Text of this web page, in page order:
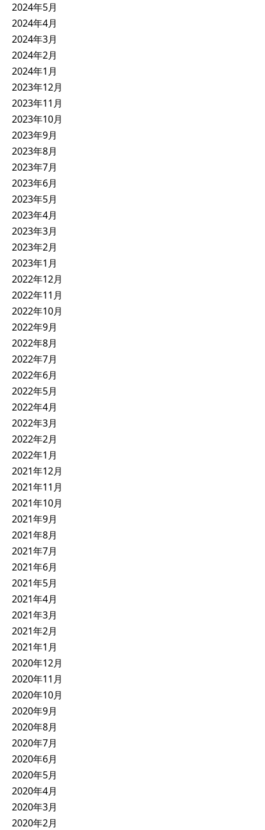
2024年5月
2024年4月
2024年3月
2024年2月
2024年1月
2023年12月
2023年11月
2023年10月
2023年9月
2023年8月
2023年7月
2023年6月
2023年5月
2023年4月
2023年3月
2023年2月
2023年1月
2022年12月
2022年11月
2022年10月
2022年9月
2022年8月
2022年7月
2022年6月
2022年5月
2022年4月
2022年3月
2022年2月
2022年1月
2021年12月
2021年11月
2021年10月
2021年9月
2021年8月
2021年7月
2021年6月
2021年5月
2021年4月
2021年3月
2021年2月
2021年1月
2020年12月
2020年11月
2020年10月
2020年9月
2020年8月
2020年7月
2020年6月
2020年5月
2020年4月
2020年3月
2020年2月